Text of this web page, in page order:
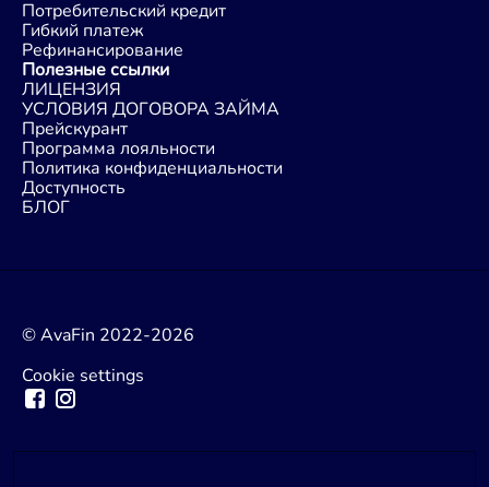
Потребительский кредит
Гибкий платеж
Рефинансирование
Полезные ссылки
ЛИЦЕНЗИЯ
УСЛОВИЯ ДОГОВОРА ЗАЙМА
Прейскурант
Программа лояльности
Политика конфиденциальности
Доступность
БЛОГ
© AvaFin 2022-2026
Cookie settings